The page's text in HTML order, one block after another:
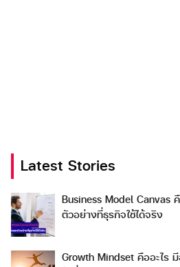
Search
for:
Latest Stories
Business Model Canvas
ตัวอย่างที่ธุรกิจใช้ได้จริง
Growth Mindset คืออะไร